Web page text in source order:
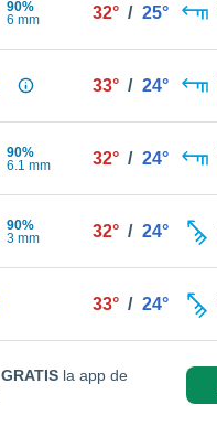
90%
6 mm
32° / 25°
33° / 24°
90%
6.1 mm
32° / 24°
90%
3 mm
32° / 24°
33° / 24°
GRATIS la app de